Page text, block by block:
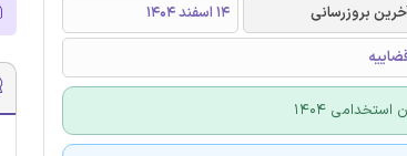
بروزرسانی
14 اسفند 1404
1404